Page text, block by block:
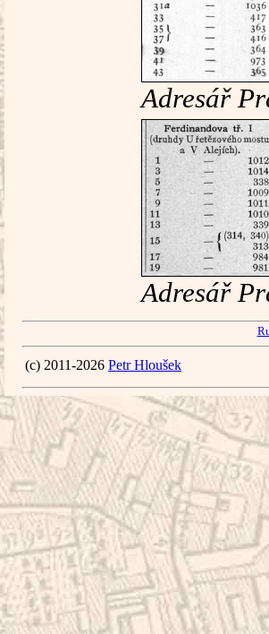
Adresář
Adresář
(c) 2011-2026 Petr Hloušek